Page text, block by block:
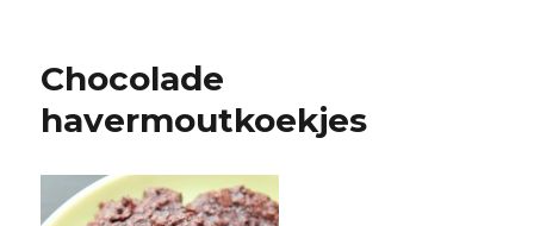
Chocolade
havermoutkoekjes